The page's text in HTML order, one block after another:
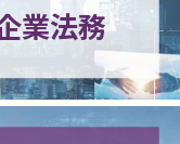
業法務